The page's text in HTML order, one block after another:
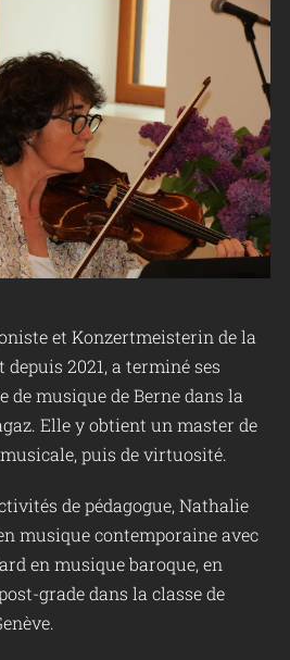
et Konzertmeisterin de la
2021, a terminé ses
de musique de Berne dans la
Elle y obtient un master de
puis de virtuosité.
de pédagogue, Nathalie
musique contemporaine avec
en musique baroque, en
grade dans la classe de